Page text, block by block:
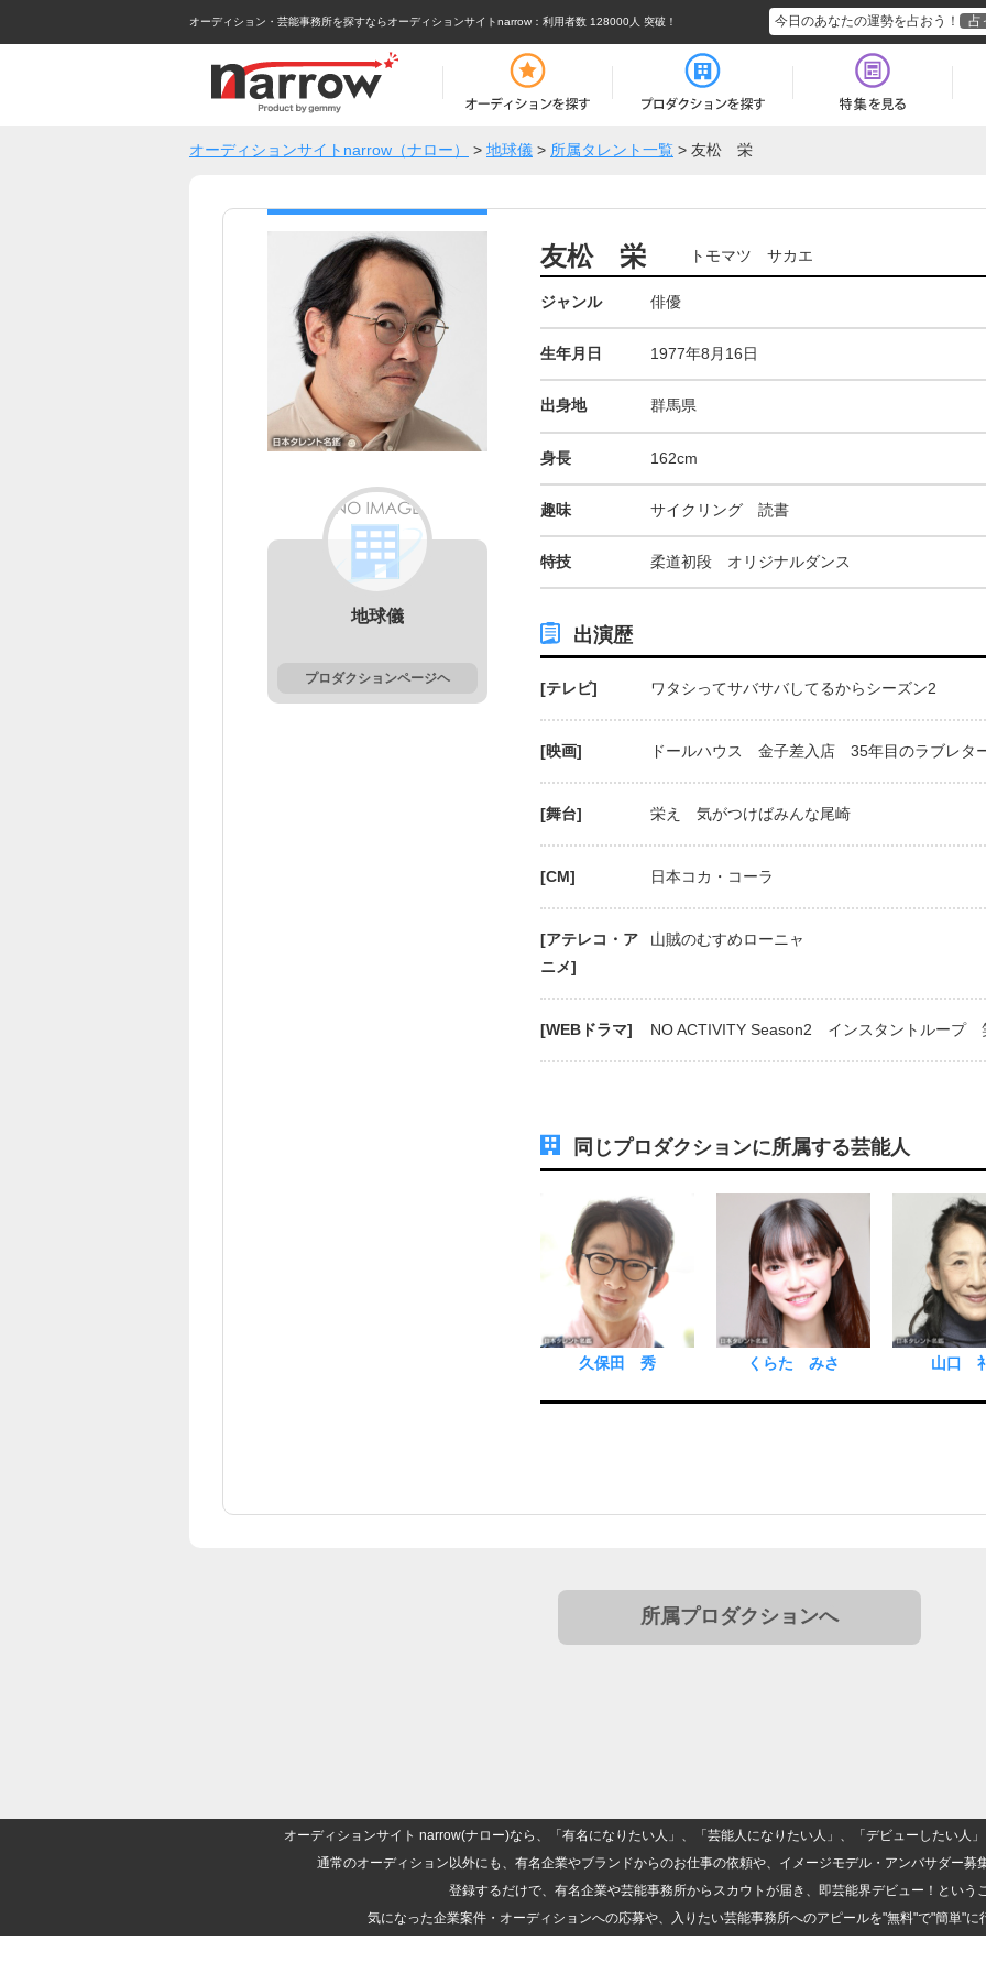
オーディション・芸能事務所を探すならオーディションサイトnarrow ：利用者数 128000人 突破！ 今日のあなたの運勢を占おう！ 占
オーディションサイトnarrow（ナロー） > 地球儀 > 所属タレント一覧 > 友松 栄
地球儀
プロダクションページヘ
友松 栄 トモマツ サカエ
ジャンル 俳優
生年月日 1977年8月16日
出身地 群馬県
身長 162cm
趣味 サイクリング 読書
特技 柔道初段 オリジナルダンス
出演歴
[テレビ] ワタシってサバサバしてるからシーズン2
[映画] ドールハウス 金子差入店 35年目のラブレタ
[舞台] 栄え 気がつけばみんな尾崎
[CM] 日本コカ・コーラ
[アテレコ・ア
ニメ]
山賊のむすめローニャ
[WEBドラマ] NO ACTIVITY Season2 インスタントループ
同じプロダクションに所属する芸能人
久保田 秀 くらた みさ 山口
所属プロダクションへ
オーディションサイト narrow(ナロー)なら、「有名になりたい人」、「芸能人になりたい人」、「デビューしたい人
通常のオーディション以外にも、有名企業やブランドからのお仕事の依頼や、イメージモデル・アンバサダー募
登録するだけで、有名企業や芸能事務所からスカウトが届き、即芸能界デビュー！という
気になった企業案件・オーディションへの応募や、入りたい芸能事務所へのアピールを"無料"で"簡単"に